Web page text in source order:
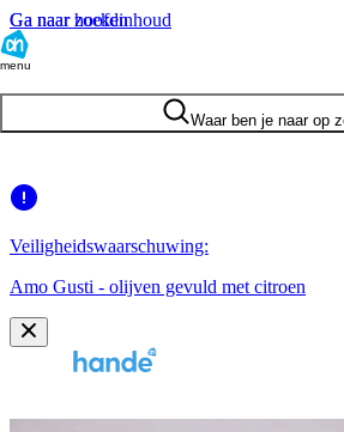
Ga naar hoofdinhoud
Ga naar zoeken
menu
Waar ben je naar op
Veiligheidswaarschuwing:
Amo Gusti - olijven gevuld met citroen